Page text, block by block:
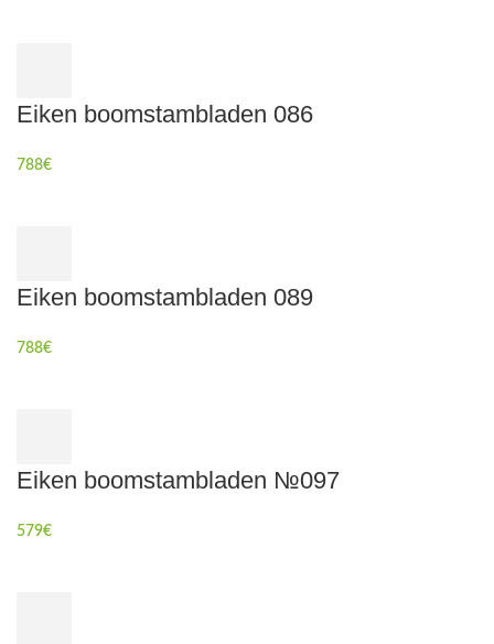
Eiken boomstambladen 086
788€
Eiken boomstambladen 089
788€
Eiken boomstambladen №097
579€